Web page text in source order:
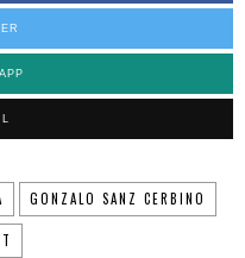
GONZALO SANZ CERBINO